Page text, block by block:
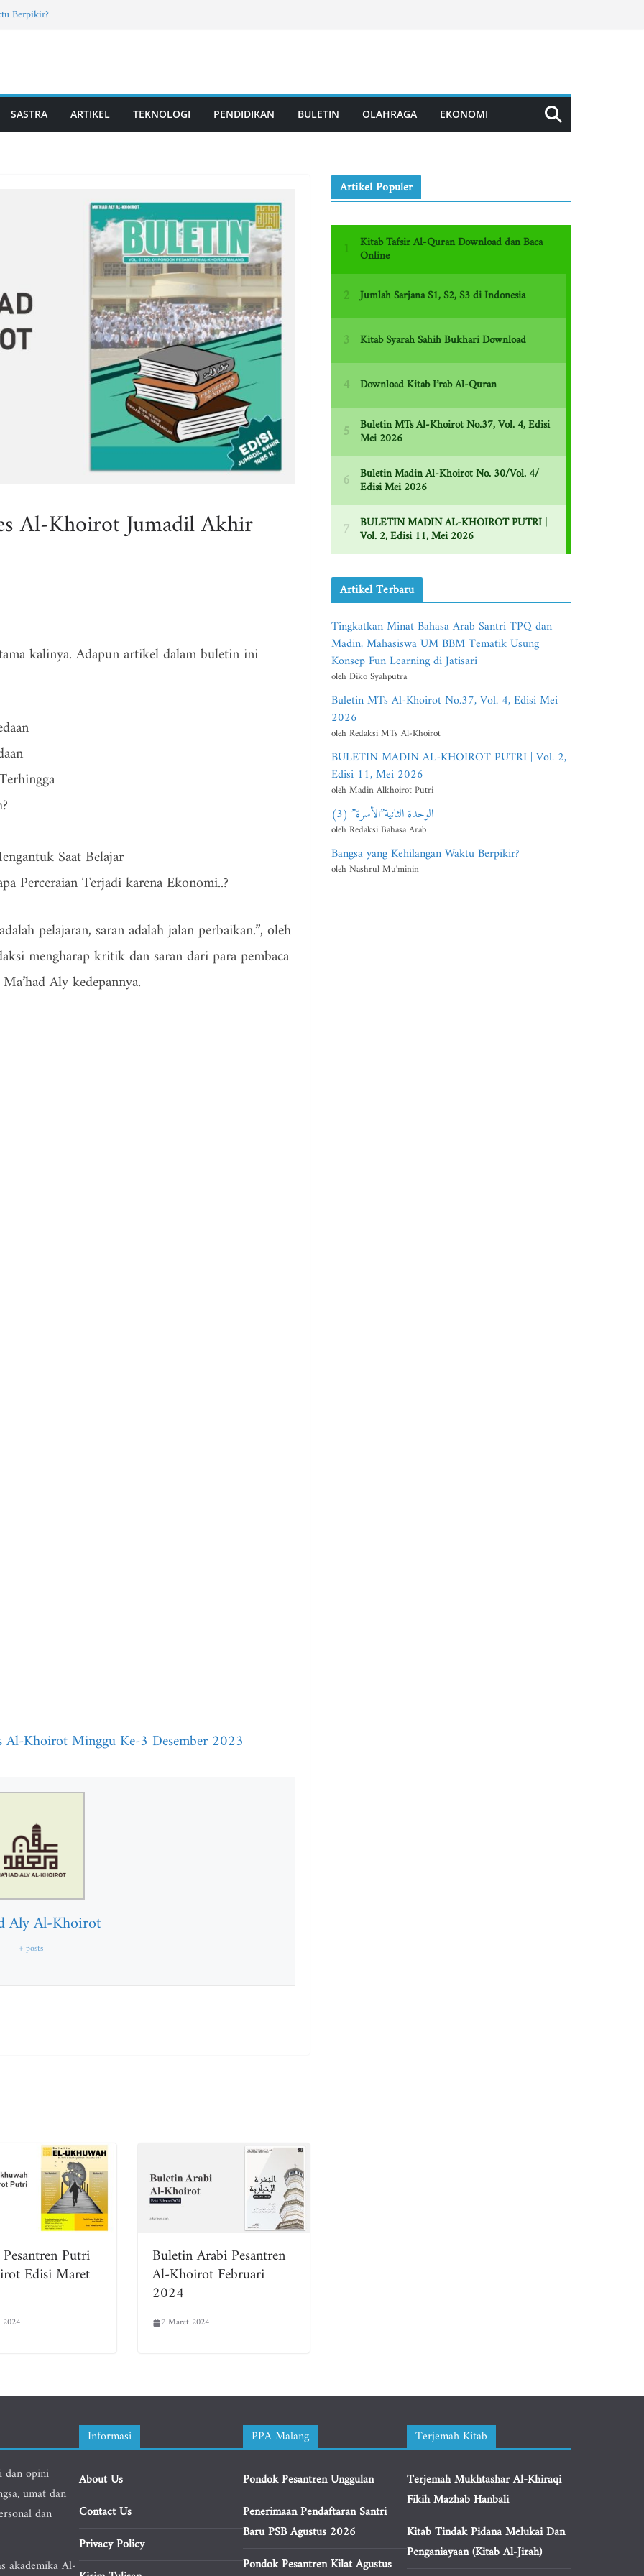
Berpikir?
Vol. 4, Edisi Mei 2026
PUTRI | Vol. 2, Edisi 11, Mei 2026
SASTRA ARTIKEL TEKNOLOGI PENDIDIKAN BULETIN OLAHRAGA EKONOMI
Al-Khoirot Jumadil Akhir
kalinya. Adapun artikel dalam buletin ini
Saat Belajar
Perceraian Terjadi karena Ekonomi..?
pelajaran, saran adalah jalan perbaikan.”, oleh
mengharap kritik dan saran dari para pembaca
Aly kedepannya.
Al-Khoirot Minggu Ke-3 Desember 2023
Aly Al-Khoirot
+ posts
Putri
Edisi Maret
Buletin Arabi Pesantren
Al-Khoirot Februari
2024
7 Maret 2024
Artikel Populer
Artikel Terbaru
Tingkatkan Minat Bahasa Arab Santri TPQ dan
Madin, Mahasiswa UM BBM Tematik Usung
Konsep Fun Learning di Jatisari
oleh Diko Syahputra
Buletin MTs Al-Khoirot No.37, Vol. 4, Edisi Mei
2026
oleh Redaksi MTs Al-Khoirot
BULETIN MADIN AL-KHOIROT PUTRI | Vol. 2,
Edisi 11, Mei 2026
oleh Madin Alkhoirot Putri
الوحدة الثانية”الأسرة” (3)
oleh Redaksi Bahasa Arab
Bangsa yang Kehilangan Waktu Berpikir?
oleh Nashrul Mu'minin
dan opini
umat dan
dan
akademika Al-
Informasi
About Us
Contact Us
Privacy Policy
PPA Malang
Pondok Pesantren Unggulan
Penerimaan Pendaftaran Santri
Baru PSB Agustus 2026
Pondok Pesantren Kilat Agustus
Terjemah Kitab
Terjemah Mukhtashar Al-Khiraqi
Fikih Mazhab Hanbali
Kitab Tindak Pidana Melukai Dan
Penganiayaan (Kitab Al-Jirah)